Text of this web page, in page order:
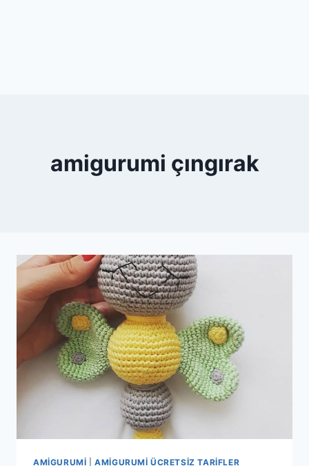
amigurumi çıngırak
AMIGURUMI |AMIGURUMI ÜCRETSIZ TARIFLER